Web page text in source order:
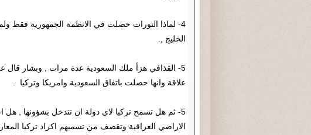
4- لماذا التورات حصلت في الانظمة الجمهورية فقط
الخليج ,.
5- القذافي هزأ ملك السعودية عدة مرات , وبشار
علاقة وانها حصلت باتفاق السعودية وامريكا وتركيا .
5- ثم هل تسمح تركيا لاي دولة ان تتدخل بشؤونها ,
الاراضي العراقية وتقصف من تسميهم اكراد تركيا